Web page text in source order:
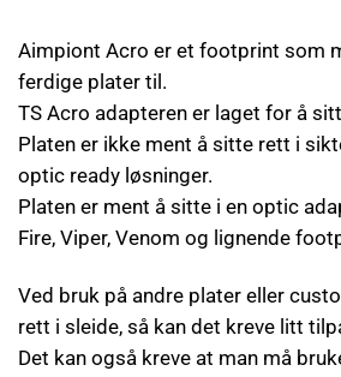
Aimpiont Acro er et footprint som
ferdige plater til.
TS Acro adapteren er laget for å
Platen er ikke ment å sitte rett i
optic ready løsninger.
Platen er ment å sitte i en optic
Fire, Viper, Venom og lignende
Ved bruk på andre plater eller
rett i sleide, så kan det kreve litt
Det kan også kreve at man må